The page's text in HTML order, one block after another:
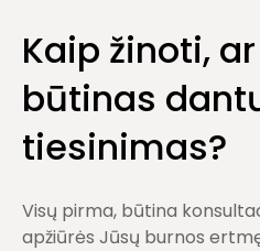
Kaip žinoti,
būtinas
tiesinimas?
Visų pirma, būtina
apžiūrės Jūsų burnos